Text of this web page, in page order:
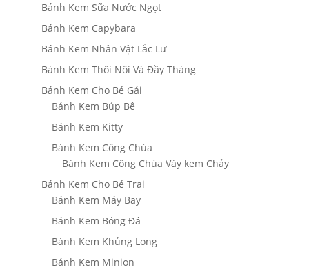
Bánh Kem Sữa Nước Ngọt
Bánh Kem Capybara
Bánh Kem Nhân Vật Lắc Lư
Bánh Kem Thôi Nôi Và Đầy Tháng
Bánh Kem Cho Bé Gái
Bánh Kem Búp Bê
Bánh Kem Kitty
Bánh Kem Công Chúa
Bánh Kem Công Chúa Váy kem Chảy
Bánh Kem Cho Bé Trai
Bánh Kem Máy Bay
Bánh Kem Bóng Đá
Bánh Kem Khủng Long
Bánh Kem Minion